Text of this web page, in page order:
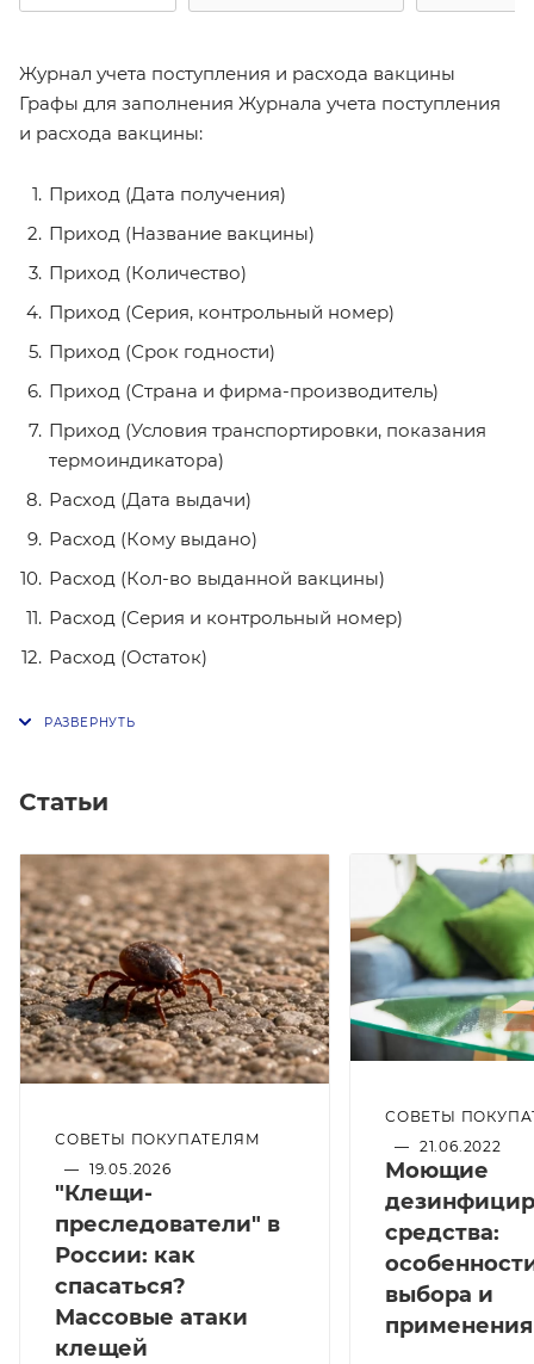
Журнал учета поступления и расхода вакцины
Графы для заполнения Журнала учета поступления
и расхода вакцины:
Приход (Дата получения)
Приход (Название вакцины)
Приход (Количество)
Приход (Серия, контрольный номер)
Приход (Срок годности)
Приход (Страна и фирма-производитель)
Приход (Условия транспортировки, показания
термоиндикатора)
Расход (Дата выдачи)
Расход (Кому выдано)
Расход (Кол-во выданной вакцины)
Расход (Серия и контрольный номер)
Расход (Остаток)
Статьи
СОВЕТЫ ПОКУПАТЕЛЯМ
— 19.05.2026
"Клещи-
преследователи" в
России: как
спасаться?
Массовые атаки
клещей
СОВЕТЫ
— 21.06.2022
Моющие
средства:
выбора и
применения